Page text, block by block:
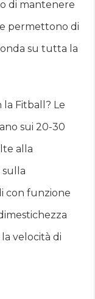
di mantenere
permettono di
su tutta la
Fitball? Le
sui 20-30
alla
con funzione
velocità di